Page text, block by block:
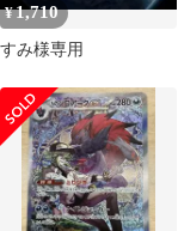
¥1,710
すみ様専用